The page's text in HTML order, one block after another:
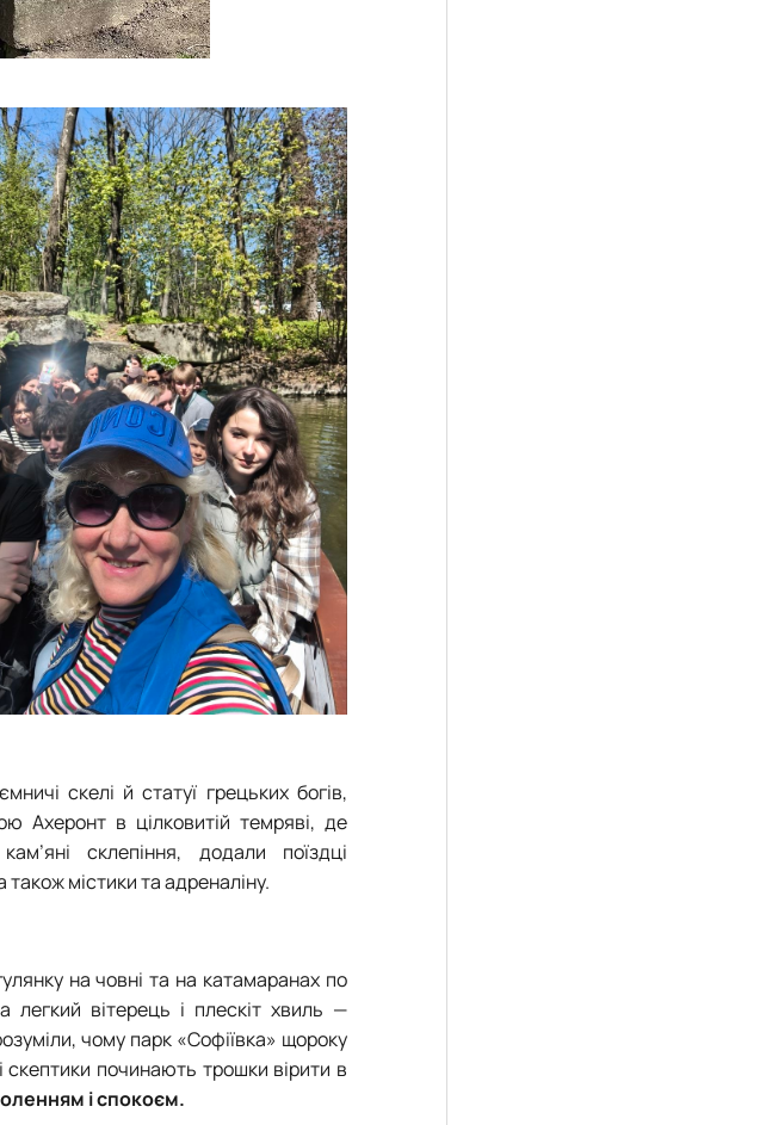
скелі й статуї грецьких богів,
Ахеронт в цілковитій темряві, де
склепіння, додали поїздці
також містики та адреналіну.
на човні та на катамаранах по
вітерець і плескіт хвиль —
чому парк «Софіївка» щороку
скептики починають трошки вірити в
і спокоєм.